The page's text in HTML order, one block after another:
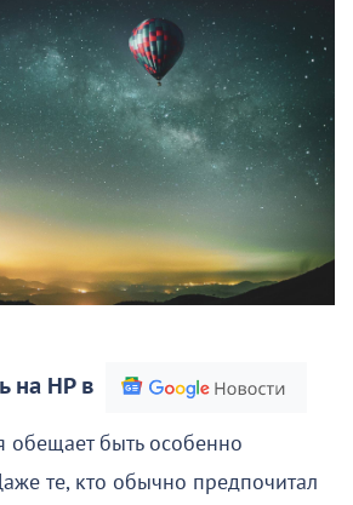
на НР в
обещает быть особенно
те, кто обычно предпочитал